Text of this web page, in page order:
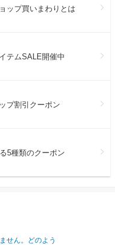
ップ買いまわりとは
テムSALE開催中
プ割引クーポン
5種類のクーポン
せん。どのよう